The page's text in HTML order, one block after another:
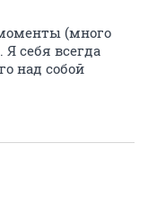
(много
Я себя всегда
над собой